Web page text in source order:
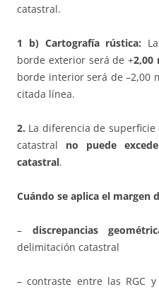
catastral.
1 b) Cartografía rústica:
borde exterior será de +2,00
borde interior será de –2,00
citada línea.
2. La diferencia de superficie
catastral no puede
catastral.
Cuándo se aplica el margen
– discrepancias
delimitación catastral
– contraste entre las RGC